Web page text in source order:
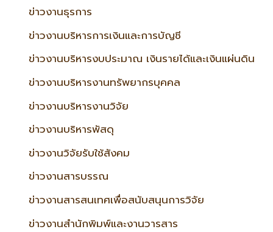
ข่าวงานธุรการ
ข่าวงานบริหารการเงินและการบัญชี
ข่าวงานบริหารงบประมาณ เงินรายได้และเงินแผ่นดิน
ข่าวงานบริหารงานทรัพยากรบุคคล
ข่าวงานบริหารงานวิจัย
ข่าวงานบริหารพัสดุ
ข่าวงานวิจัยรับใช้สังคม
ข่าวงานสารบรรณ
ข่าวงานสารสนเทศเพื่อสนับสนุนการวิจัย
ข่าวงานสำนักพิมพ์และงานวารสาร